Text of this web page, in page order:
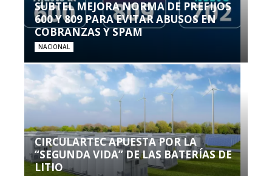
SUBTEL MEJORA NORMA DE PREFIJOS
600 Y 809 PARA EVITAR ABUSOS EN
COBRANZAS Y SPAM
NACIONAL
CIRCULARTEC APUESTA POR LA
“SEGUNDA VIDA” DE LAS BATERÍAS DE
LITIO